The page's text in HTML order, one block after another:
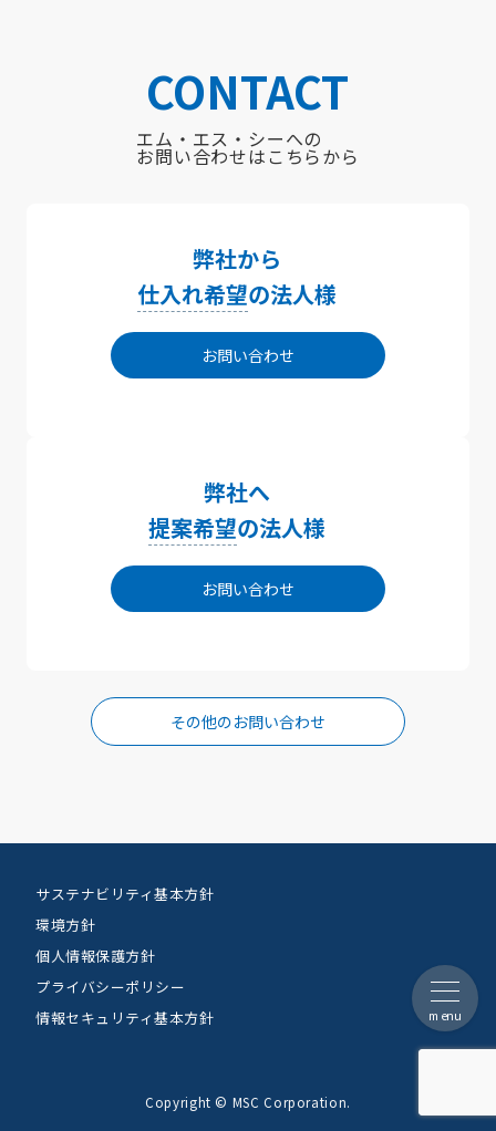
CONTACT
エム・エス・シーへの
お問い合わせはこちらから
弊社から
仕入れ希望の法人様
お問い合わせ
弊社へ
提案希望の法人様
お問い合わせ
その他のお問い合わせ
サステナビリティ基本方針
環境方針
個人情報保護方針
プライバシーポリシー
情報セキュリティ基本方針
Copyright © MSC Corporation.
menu